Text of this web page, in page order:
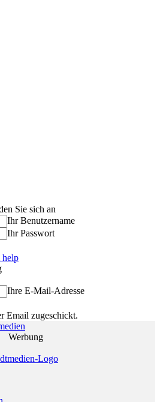
Sie sich an
Ihr Benutzername
Ihr Passwort
help
Ihre E-Mail-Adresse
Email zugeschickt.
Werbung